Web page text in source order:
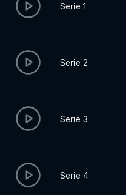
Serie 1
Serie 2
Serie 3
Serie 4